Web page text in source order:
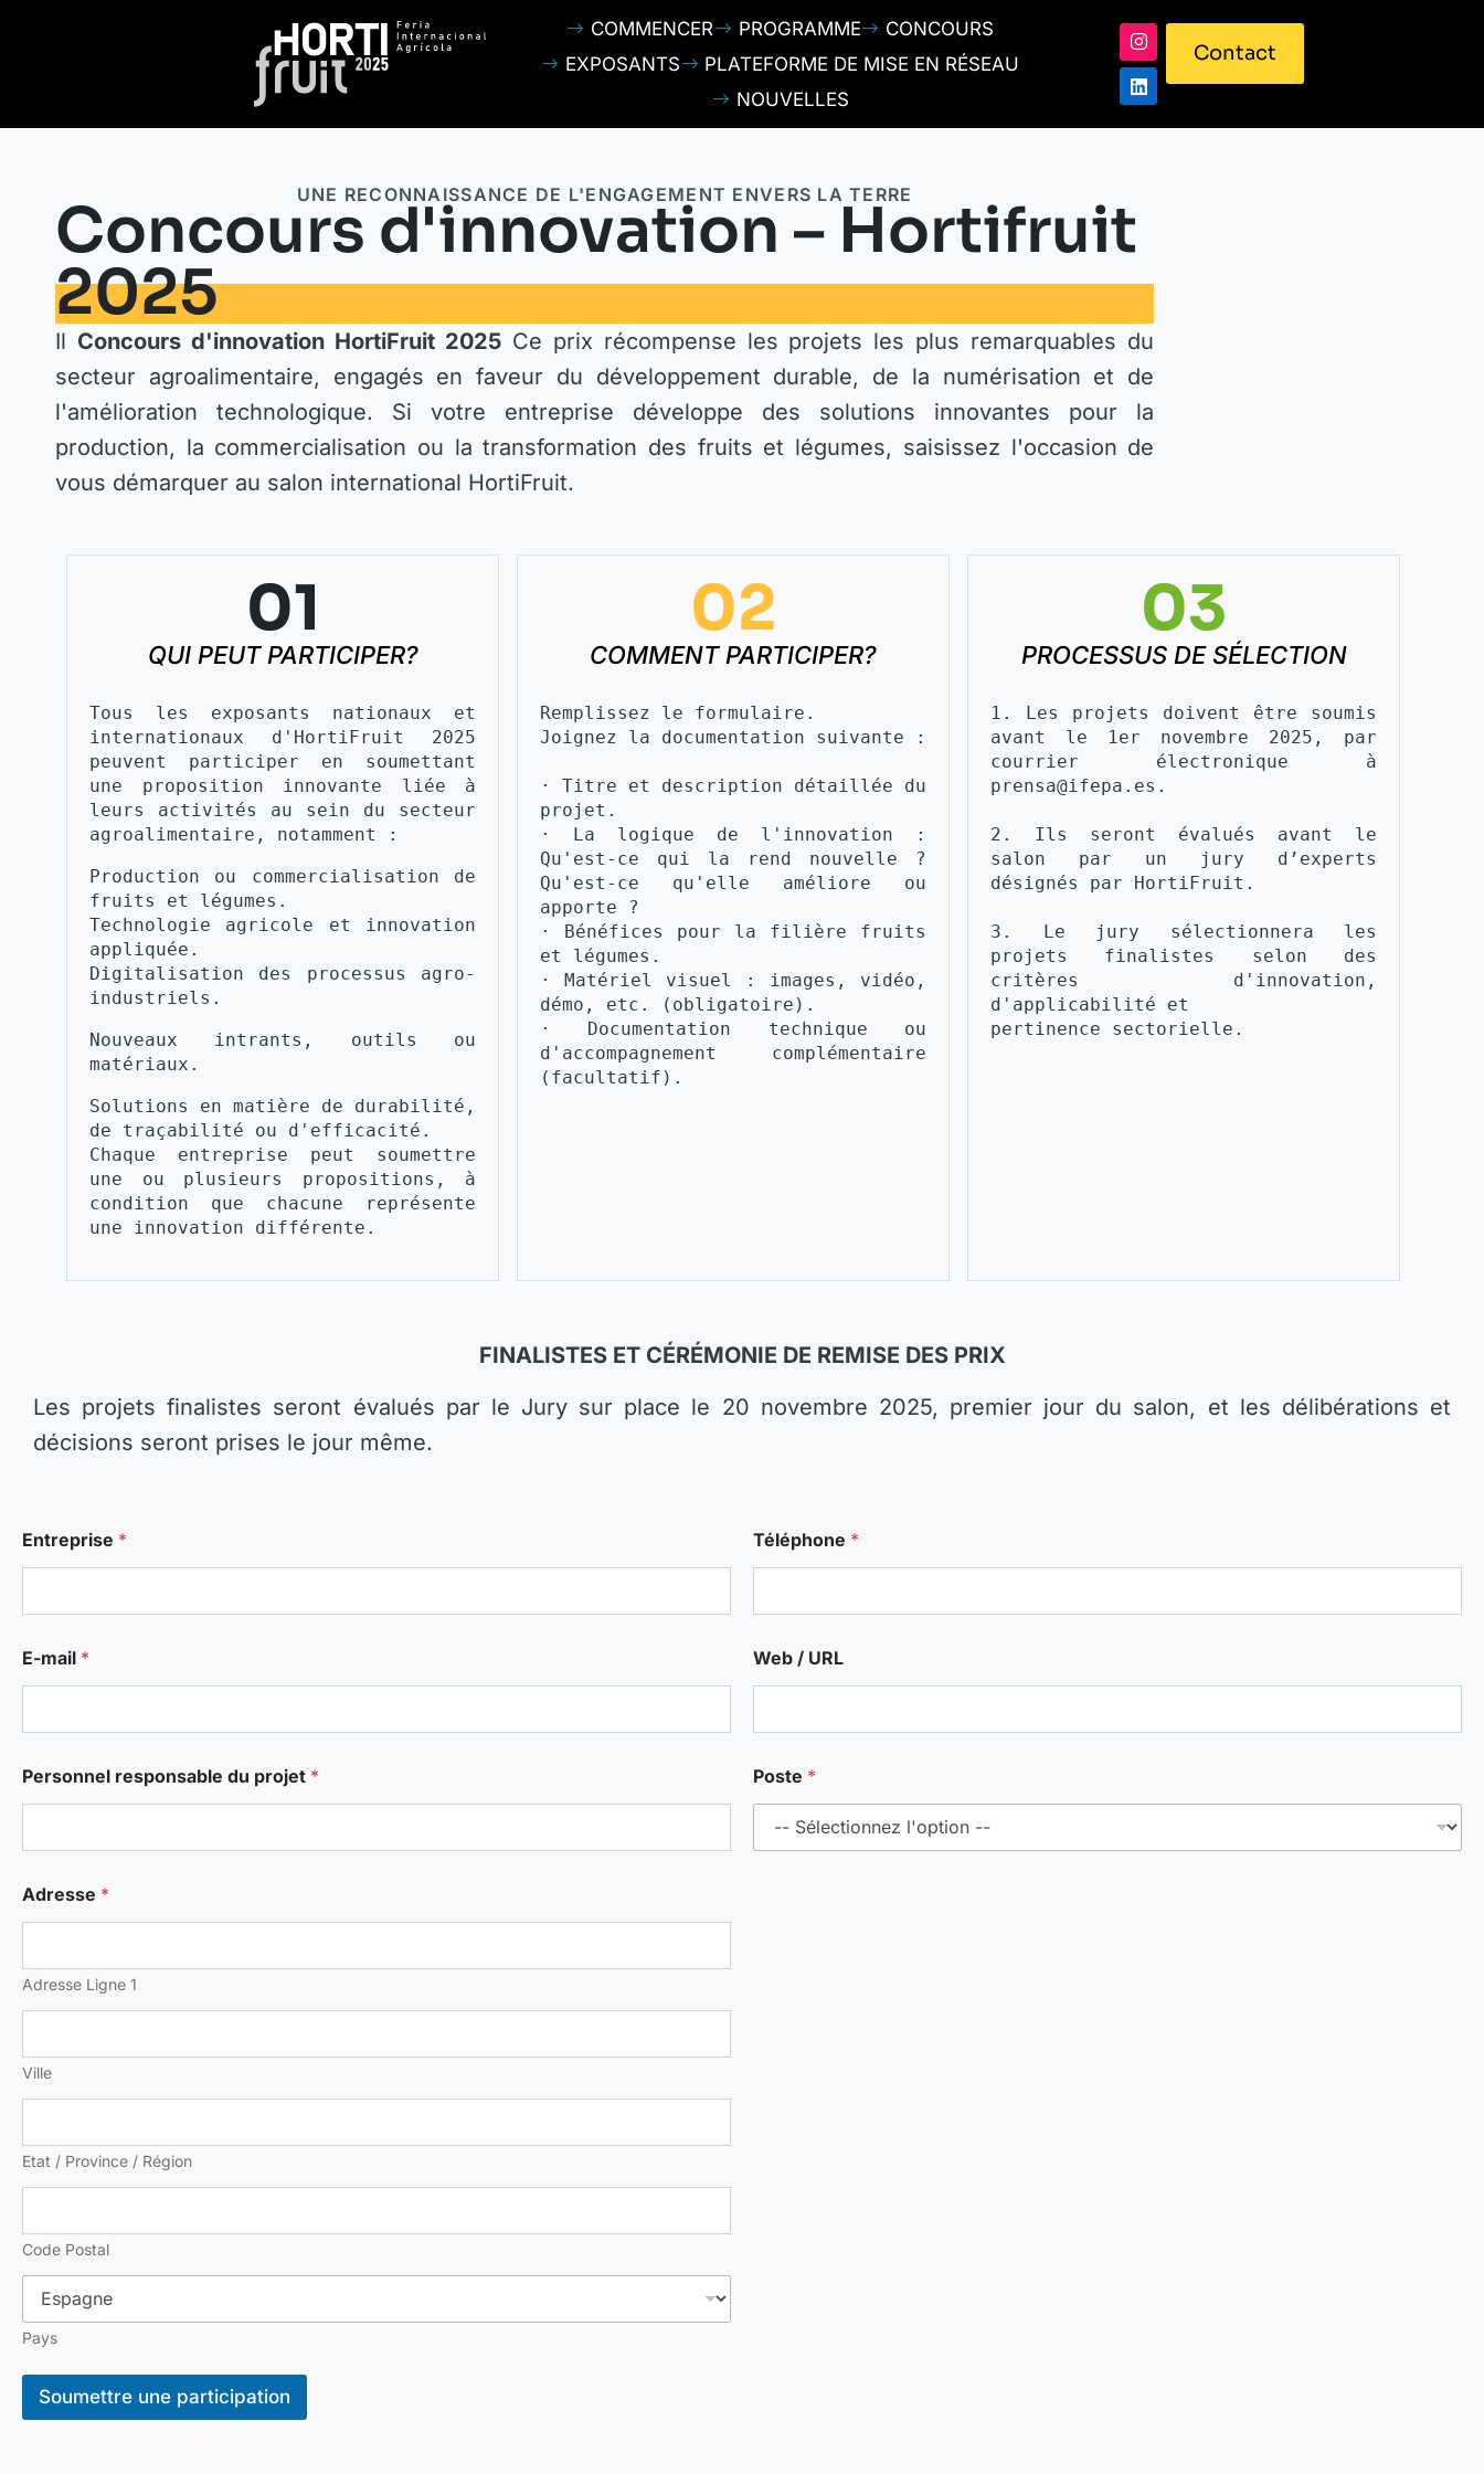
COMMENCER PROGRAMME
CONCOURS
EXPOSANTS
PLATEFORME DE MISE EN RÉSEAU
NOUVELLES
Contact
UNE RECONNAISSANCE DE L'ENGAGEMENT ENVERS LA TERRE
Concours d'innovation – Hortifruit
2025
Il Concours d'innovation HortiFruit 2025Ce prix récompense les projets les plus remarquables du
secteur agroalimentaire, engagés en faveur du développement durable, de la numérisation et de
l'amélioration technologique. Si votre entreprise développe des solutions innovantes pour la
production, la commercialisation ou la transformation des fruits et légumes, saisissez l'occasion de
vous démarquer au salon international HortiFruit.
01
QUI PEUT PARTICIPER?
Tous les exposants nationaux et
internationaux d'HortiFruit 2025
peuvent participer en soumettant
une proposition innovante liée à
leurs activités au sein du secteur
agroalimentaire, notamment :
Production ou commercialisation de
fruits et légumes.
Technologie agricole et innovation
appliquée.
Digitalisation des processus agro-
industriels.
Nouveaux intrants, outils ou
matériaux.
Solutions en matière de durabilité,
de traçabilité ou d'efficacité.
Chaque entreprise peut soumettre
une ou plusieurs propositions, à
condition que chacune représente
une innovation différente.
02
COMMENT PARTICIPER?
Remplissez le formulaire.
Joignez la documentation suivante :
· Titre et description détaillée du
projet.
· La logique de l'innovation :
Qu'est-ce qui la rend nouvelle ?
Qu'est-ce qu'elle améliore ou
apporte ?
· Bénéfices pour la filière fruits
et légumes.
· Matériel visuel : images, vidéo,
démo, etc. (obligatoire).
· Documentation technique ou
d'accompagnement complémentaire
(facultatif).
03
PROCESSUS DE SÉLECTION
1. Les projets doivent être soumis
avant le 1er novembre 2025, par
courrier électronique à
prensa@ifepa.es.
2. Ils seront évalués avant le
salon par un jury d’experts
désignés par HortiFruit.
3. Le jury sélectionnera les
projets finalistes selon des
critères d'innovation,
d'applicabilité et
pertinence sectorielle.
FINALISTES ET CÉRÉMONIE DE REMISE DES PRIX
Les projets finalistes seront évalués par le Jury sur place le 20 novembre 2025, premier jour du salon, et les délibérations et
décisions seront prises le jour même.
W
e
s
e
ñ
Entreprise * Téléphone *
E-mail * Web / URL
Personnel responsable du projet * Poste *
Adresse *
Adresse Ligne 1
Ville
Etat / Province / Région
Code Postal
Pays
Soumettre une participation